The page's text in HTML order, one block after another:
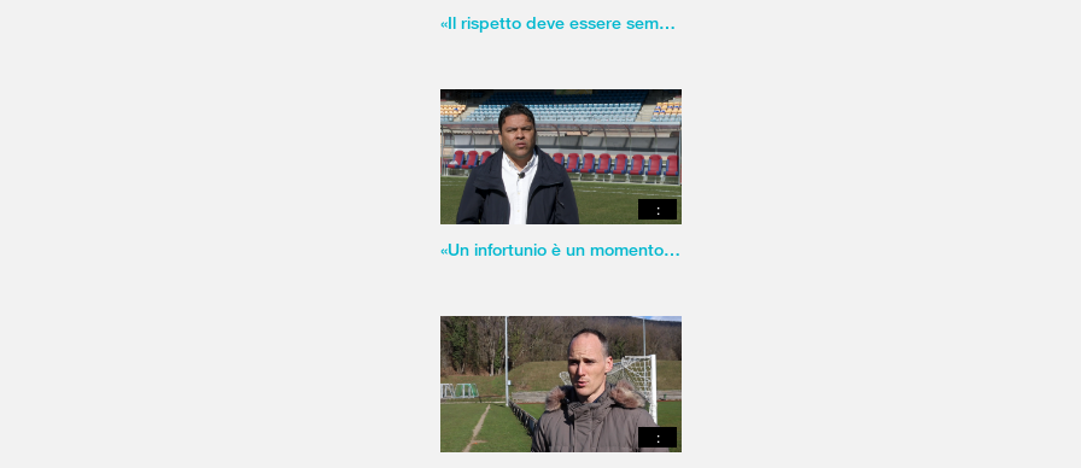
«Il rispetto deve essere sempre assoluto.»
:
«Un infortunio è un momento brutto.»
: